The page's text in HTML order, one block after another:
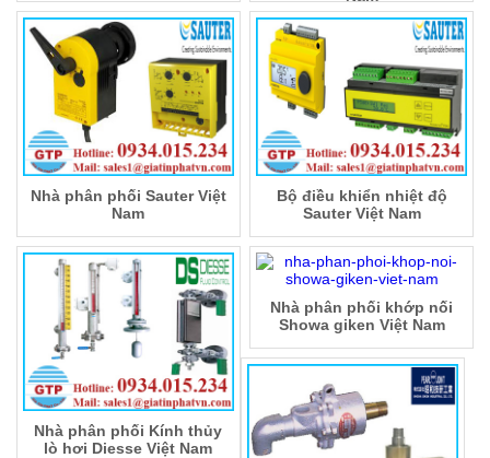
Nhà phân phối Sauter Việt
Nam
Bộ điều khiển nhiệt độ
Sauter Việt Nam
Nhà phân phối Kính thủy
lò hơi Diesse Việt Nam
Nhà phân phối khớp nối
Showa giken Việt Nam